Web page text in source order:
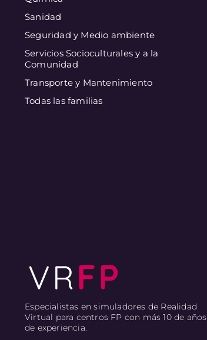
Sanidad
Seguridad y Medio ambiente
Servicios Socioculturales y a la
Comunidad
Transporte y Mantenimiento
Todas las familias
Especialistas en simuladores de Realidad
Virtual para centros FP con más 10 de años
de experiencia.